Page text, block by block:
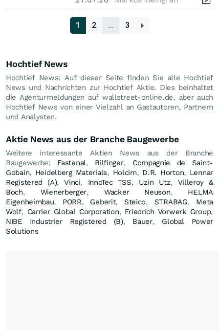
1 2 … 3
Hochtief News
Hochtief News: Auf dieser Seite finden Sie alle Hochtief
News und Nachrichten zur Hochtief Aktie. Dies beinhaltet
die Agenturmeldungen auf wallstreet-online.de, aber auch
Hochtief News von einer Vielzahl an Gastautoren, Partnern
und Analysten.
Aktie News aus der Branche Baugewerbe
Weitere interessante Aktien News aus der Branche
Baugewerbe: Fastenal, Bilfinger, Compagnie de Saint-
Gobain, Heidelberg Materials, Holcim, D.R. Horton, Lennar
Registered (A),Vinci, InnoTec TSS, Uzin Utz, Villeroy &
Boch, Wienerberger, Wacker Neuson, HELMA
Eigenheimbau, PORR, Geberit, Steico, STRABAG, Meta
Wolf, Carrier Global Corporation, Friedrich Vorwerk Group,
NIBE Industrier Registered (B), Bauer, Global Power
Solutions